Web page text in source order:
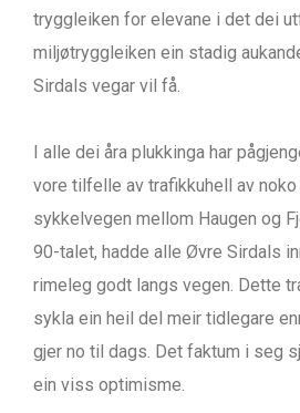
tryggleiken for elevane i det dei
miljøtryggleiken ein stadig
Sirdals vegar vil få.
I alle dei åra plukkinga har
vore tilfelle av trafikkuhell av noko
sykkelvegen mellom Haugen og
90-talet, hadde alle Øvre Sirdals
rimeleg godt langs vegen. Dette
sykla ein heil del meir tidlegare
gjer no til dags. Det faktum i seg
ein viss optimisme.